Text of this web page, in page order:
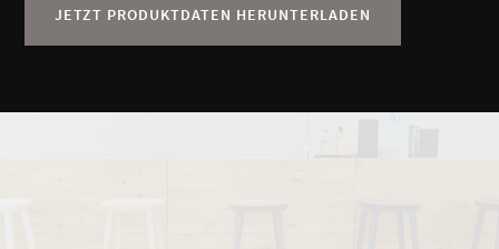
JETZT PRODUKTDATEN HERUNTERLADEN